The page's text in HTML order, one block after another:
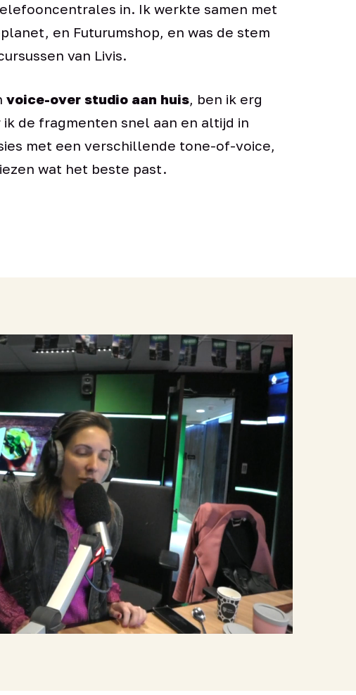
in. Ik werkte samen met
en Futurumshop, en was de stem
van Livis.
voice-over studio aan huis, ben ik erg
de fragmenten snel aan en altijd in
met een verschillende tone-of-voice,
wat het beste past.